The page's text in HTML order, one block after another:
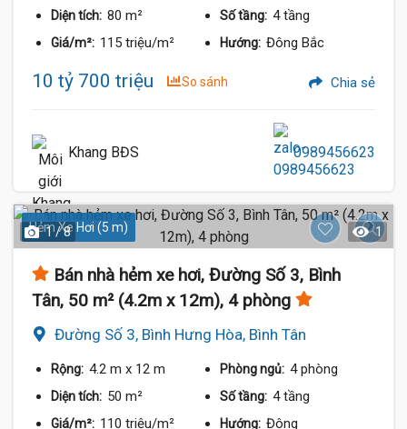
Diện tích: 80 m² Số tầng: 4 tầng
Giá/m²: 115 triệu/m² Hướng: Đông Bắc
10 tỷ 700 triệu So sánh Chia sẻ
Khang BĐS 0989456623
Hẻm Xe Hơi (5 m)
1 / 8 1
Bán nhà hẻm xe hơi, Đường Số 3, Bình
Tân, 50 m² (4.2m x 12m), 4 phòng
Đường Số 3, Bình Hưng Hòa, Bình Tân
Rộng: 4.2 m x 12 m Phòng ngủ: 4 phòng
Diện tích: 50 m² Số tầng: 4 tầng
Giá/m²: 110 triệu/m² Hướng: Đông